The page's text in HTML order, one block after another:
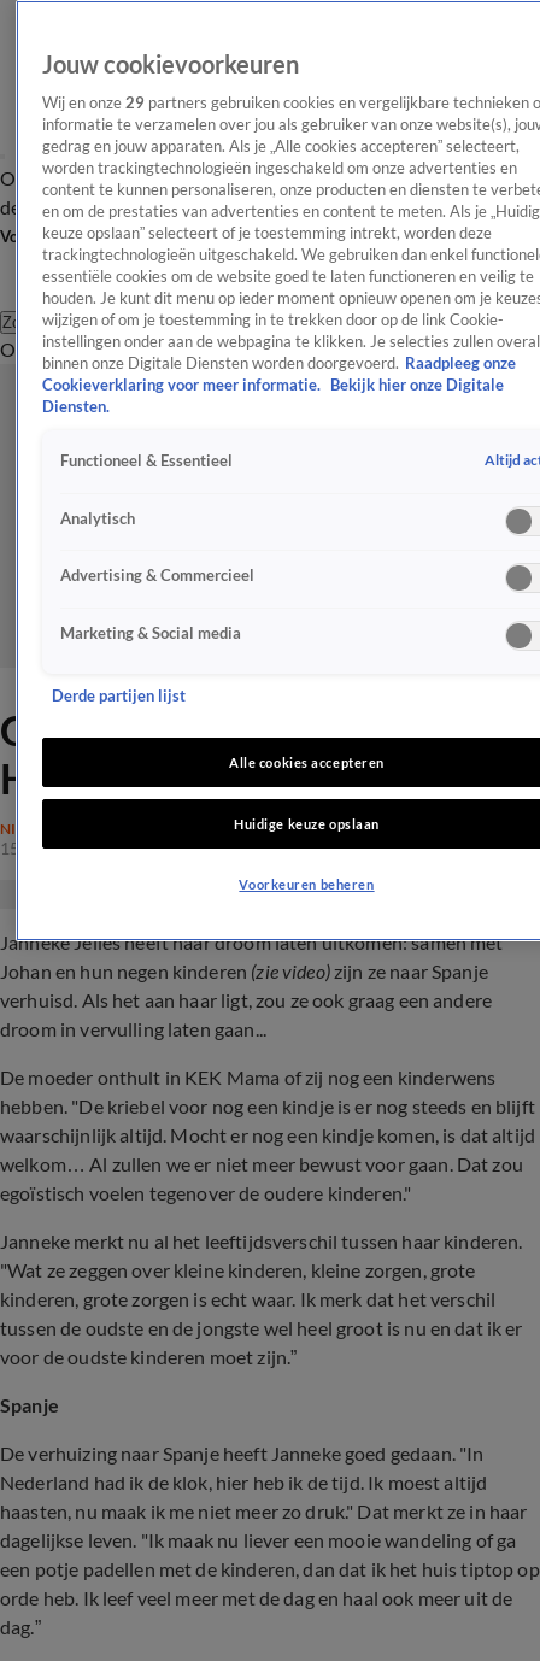
OverzichtAfleveringen Entertainment TV Algemeen
Tip
de redactieNieuwsbrief
Volg Shownieuws
Zoeken
OverzichtEntertainmentSpraakmakendRealityCrimeVideo's
Gezinsuitbreiding voor Een
Huis Vol-familie Jelies?
NIEUWS
15 mrt 2024, 14:23
Janneke Jelies heeft haar droom laten uitkomen: samen met
Johan en hun negen kinderen (zie video)zijn ze naar Spanje
verhuisd. Als het aan haar ligt, zou ze ook graag een andere
droom in vervulling laten gaan...
De moeder onthult in KEK Mama of zij nog een kinderwens
hebben. "De kriebel voor nog een kindje is er nog steeds en blijft
waarschijnlijk altijd. Mocht er nog een kindje komen, is dat altijd
welkom… Al zullen we er niet meer bewust voor gaan. Dat zou
egoïstisch voelen tegenover de oudere kinderen."
Janneke merkt nu al het leeftijdsverschil tussen haar kinderen.
"Wat ze zeggen over kleine kinderen, kleine zorgen, grote
kinderen, grote zorgen is echt waar. Ik merk dat het verschil
tussen de oudste en de jongste wel heel groot is nu en dat ik er
voor de oudste kinderen moet zijn.”
Spanje
De verhuizing naar Spanje heeft Janneke goed gedaan. "In
Nederland had ik de klok, hier heb ik de tijd. Ik moest altijd
haasten, nu maak ik me niet meer zo druk." Dat merkt ze in haar
dagelijkse leven. "Ik maak nu liever een mooie wandeling of ga
een potje padellen met de kinderen, dan dat ik het huis tiptop op
orde heb. Ik leef veel meer met de dag en haal ook meer uit de
dag.”
Jouw cookievoorkeuren
Wij en onze 29 partners gebruiken cookies en vergelijkbare technieken
informatie te verzamelen over jou als gebruiker van onze website(s),
gedrag en jouw apparaten. Als je „Alle cookies accepteren” selecteert,
worden trackingtechnologieën ingeschakeld om onze advertenties en
content te kunnen personaliseren, onze producten en diensten te
en om de prestaties van advertenties en content te meten. Als je
keuze opslaan” selecteert of je toestemming intrekt, worden deze
trackingtechnologieën uitgeschakeld. We gebruiken dan enkel
essentiële cookies om de website goed te laten functioneren en veilig te
houden. Je kunt dit menu op ieder moment opnieuw openen om je
wijzigen of om je toestemming in te trekken door op de link Cookie-
instellingen onder aan de webpagina te klikken. Je selecties zullen overal
binnen onze Digitale Diensten worden doorgevoerd. Raadpleeg onze
Cookieverklaring voor meer informatie.
Bekijk hier onze Digitale
Diensten.
Functioneel & Essentieel Altijd
Analytisch
Advertising & Commercieel
Marketing & Social media
Derde partijen lijst
Alle cookies accepteren
Huidige keuze opslaan
Voorkeuren beheren